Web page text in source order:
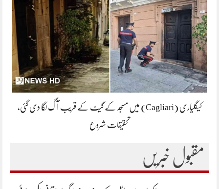
کیگلیاری (Cagliari) میں مسجد کے گیٹ کے قریب آگ لگا دی گئی،
تحقیقات شروع
مقبول خبریں